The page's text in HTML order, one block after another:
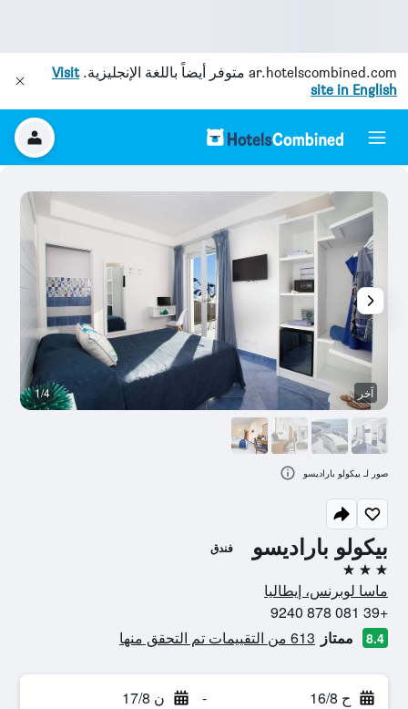
ar.hotelscombined.com متوفر أيضاً باللغة الإنجليزية.Visit
site in English
بيكولو باراديسو فندق
3 نجوم
ماسا لوبرنس، إيطاليا
+39 081 878 9240
8.4 ممتاز 613 من التقييمات تم التحقق منها
ح 16/8 - ن 17/8
آخر 1/4
صور لـ بيكولو باراديسو